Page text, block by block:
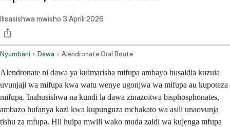
Ilisasishwa mwisho 3 Aprili 2026
Nyumbani Dawa Alendronate Oral Route
Alendronate ni dawa ya kuimarisha mifupa ambayo husaidia kuzuia
uvunjaji wa mifupa kwa watu wenye ugonjwa wa mifupa au kupoteza
mifupa. Inahusishwa na kundi la dawa zinazoitwa bisphosphonates,
ambazo hufanya kazi kwa kupunguza mchakato wa asili unaovunja
tishu za mfupa. Hii huipa mwili wako muda zaidi wa kujenga mfupa